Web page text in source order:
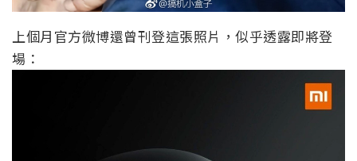
上個月官方微博還曾刊登這張照片，似乎透露即將登
場：